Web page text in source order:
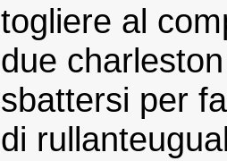
togliere al
due
sbattersi per
di